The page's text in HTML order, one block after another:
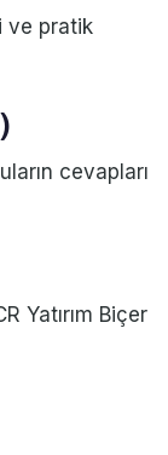
ve pratik
cevapları
Yatırım Biçer